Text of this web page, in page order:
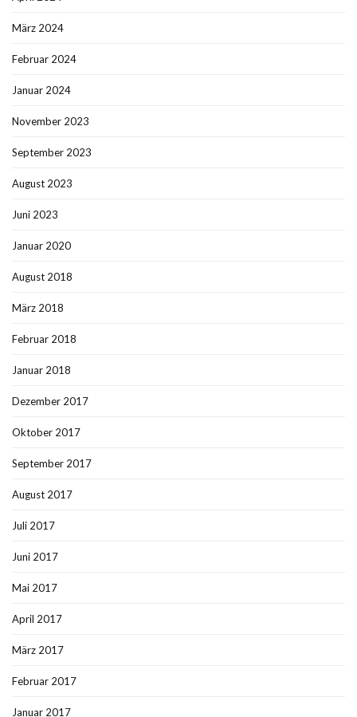
März 2024
Februar 2024
Januar 2024
November 2023
September 2023
August 2023
Juni 2023
Januar 2020
August 2018
März 2018
Februar 2018
Januar 2018
Dezember 2017
Oktober 2017
September 2017
August 2017
Juli 2017
Juni 2017
Mai 2017
April 2017
März 2017
Februar 2017
Januar 2017